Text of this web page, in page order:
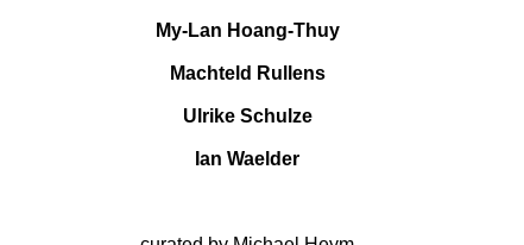
My-Lan Hoang-Thuy
Machteld Rullens
Ulrike Schulze
Ian Waelder